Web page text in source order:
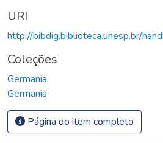
URI
http://bibdig.biblioteca.unesp.br/
Coleções
Germania
Germania
Página do item completo